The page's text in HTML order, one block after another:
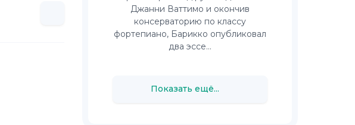
Джанни Ваттимо и окончив
консерваторию по классу
фортепиано, Барикко опубликовал
два эссе...
Показать ещё...